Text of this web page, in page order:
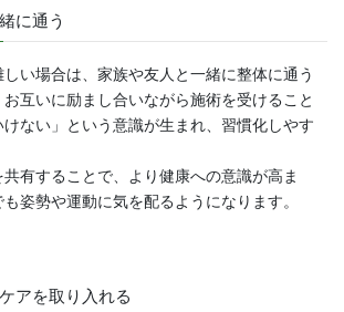
に通う
い場合は、家族や友人と一緒に整体に通う
互いに励まし合いながら施術を受けること
ない」という意識が生まれ、習慣化しやす
有することで、より健康への意識が高ま
姿勢や運動に気を配るようになります。
アを取り入れる